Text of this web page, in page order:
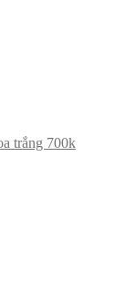
trắng 700k